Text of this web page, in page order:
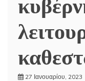
27 Ιανουαρίου, 2023